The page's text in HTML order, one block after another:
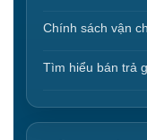
Chính sách vận
Tìm hiểu bán trả